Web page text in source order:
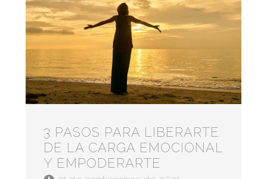
3 PASOS PARA LIBERARTE
DE LA CARGA EMOCIONAL
Y EMPODERARTE